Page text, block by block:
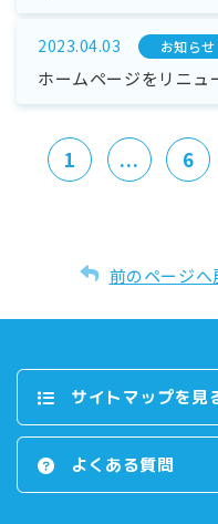
2023.04.03 お知らせ
ホームページをリニュ
1 ... 6
前のページへ
サイトマップを⾒
よくある質問